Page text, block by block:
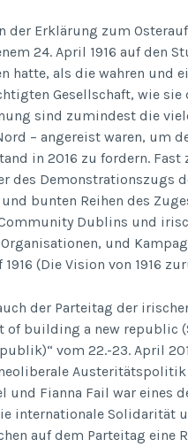
der Erklärung zum
24. April 1916 auf den
hatte, als die wahren und
Gesellschaft, wie
sind zumindest die
– angereist waren, um
in 2016 zu fordern.
des Demonstrationszugs
bunten Reihen des
Dublins und
und
(Die Vision von 1916
der Parteitag der
of building a new republic
vom 22.-23. April
und Fianna Fail war eines
internationale Solidarität
auf dem Parteitag eine